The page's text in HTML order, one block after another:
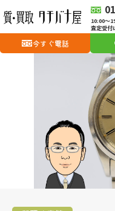
10:00〜
査定受付
今すぐ電話